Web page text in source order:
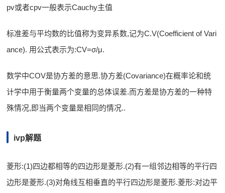
pv或者cpv一般表示Cauchy主值
标准差与平均数的比值称为变异系数,记为C.V(Coefficient of Vari
ance). 用公式表示为:CV=σ/μ.
数学中COV是协方差的意思.协方差(Covariance)在概率论和统
计学中用于衡量两个变量的总体误差.而方差是协方差的一种特
殊情况,即当两个变量是相同的情况..
ivp解题
菱形:(1)四边都相等的四边形是菱形.(2)有一组邻边相等的平行四
边形是菱形.(3)对角线互相垂直的平行四边形是菱形.菱形:对边平